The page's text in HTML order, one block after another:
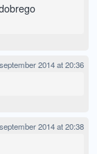
2014 at 20:36
2014 at 20:38